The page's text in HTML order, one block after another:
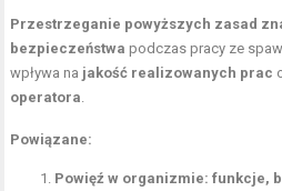
Przestrzeganie powyższych zasad
bezpieczeństwa podczas pracy ze
wpływa na jakość realizowanych prac
operatora.
Powiązane:
Powięź w organizmie: funkcje,